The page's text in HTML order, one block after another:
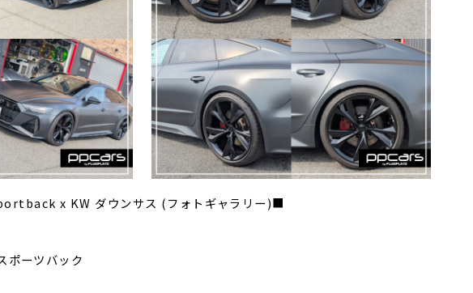
x KW ダウンサス (フォトギャラリー)■
ーツバック